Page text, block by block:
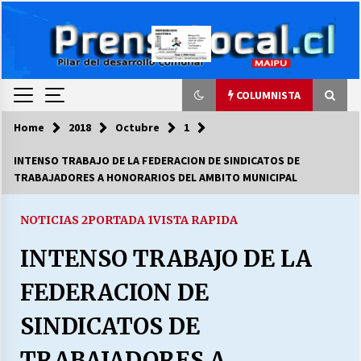
COLUMNISTA
COLUMNISTA
03/08/2026
LA DC POR SIEMPRE.RECORDANDO 69 AÑOS DE
28/07/2026
“ORGULLOSOS DE SER DC” SALUDA EL
Home 2018 Octubre 1
INTENSO TRABAJO DE LA FEDERACION DE SINDICATOS DE
TRABAJADORES A HONORARIOS DEL AMBITO MUNICIPAL
NOTICIAS 2PORTADA 1VISTA RAPIDA
INTENSO TRABAJO DE LA
FEDERACION DE
SINDICATOS DE